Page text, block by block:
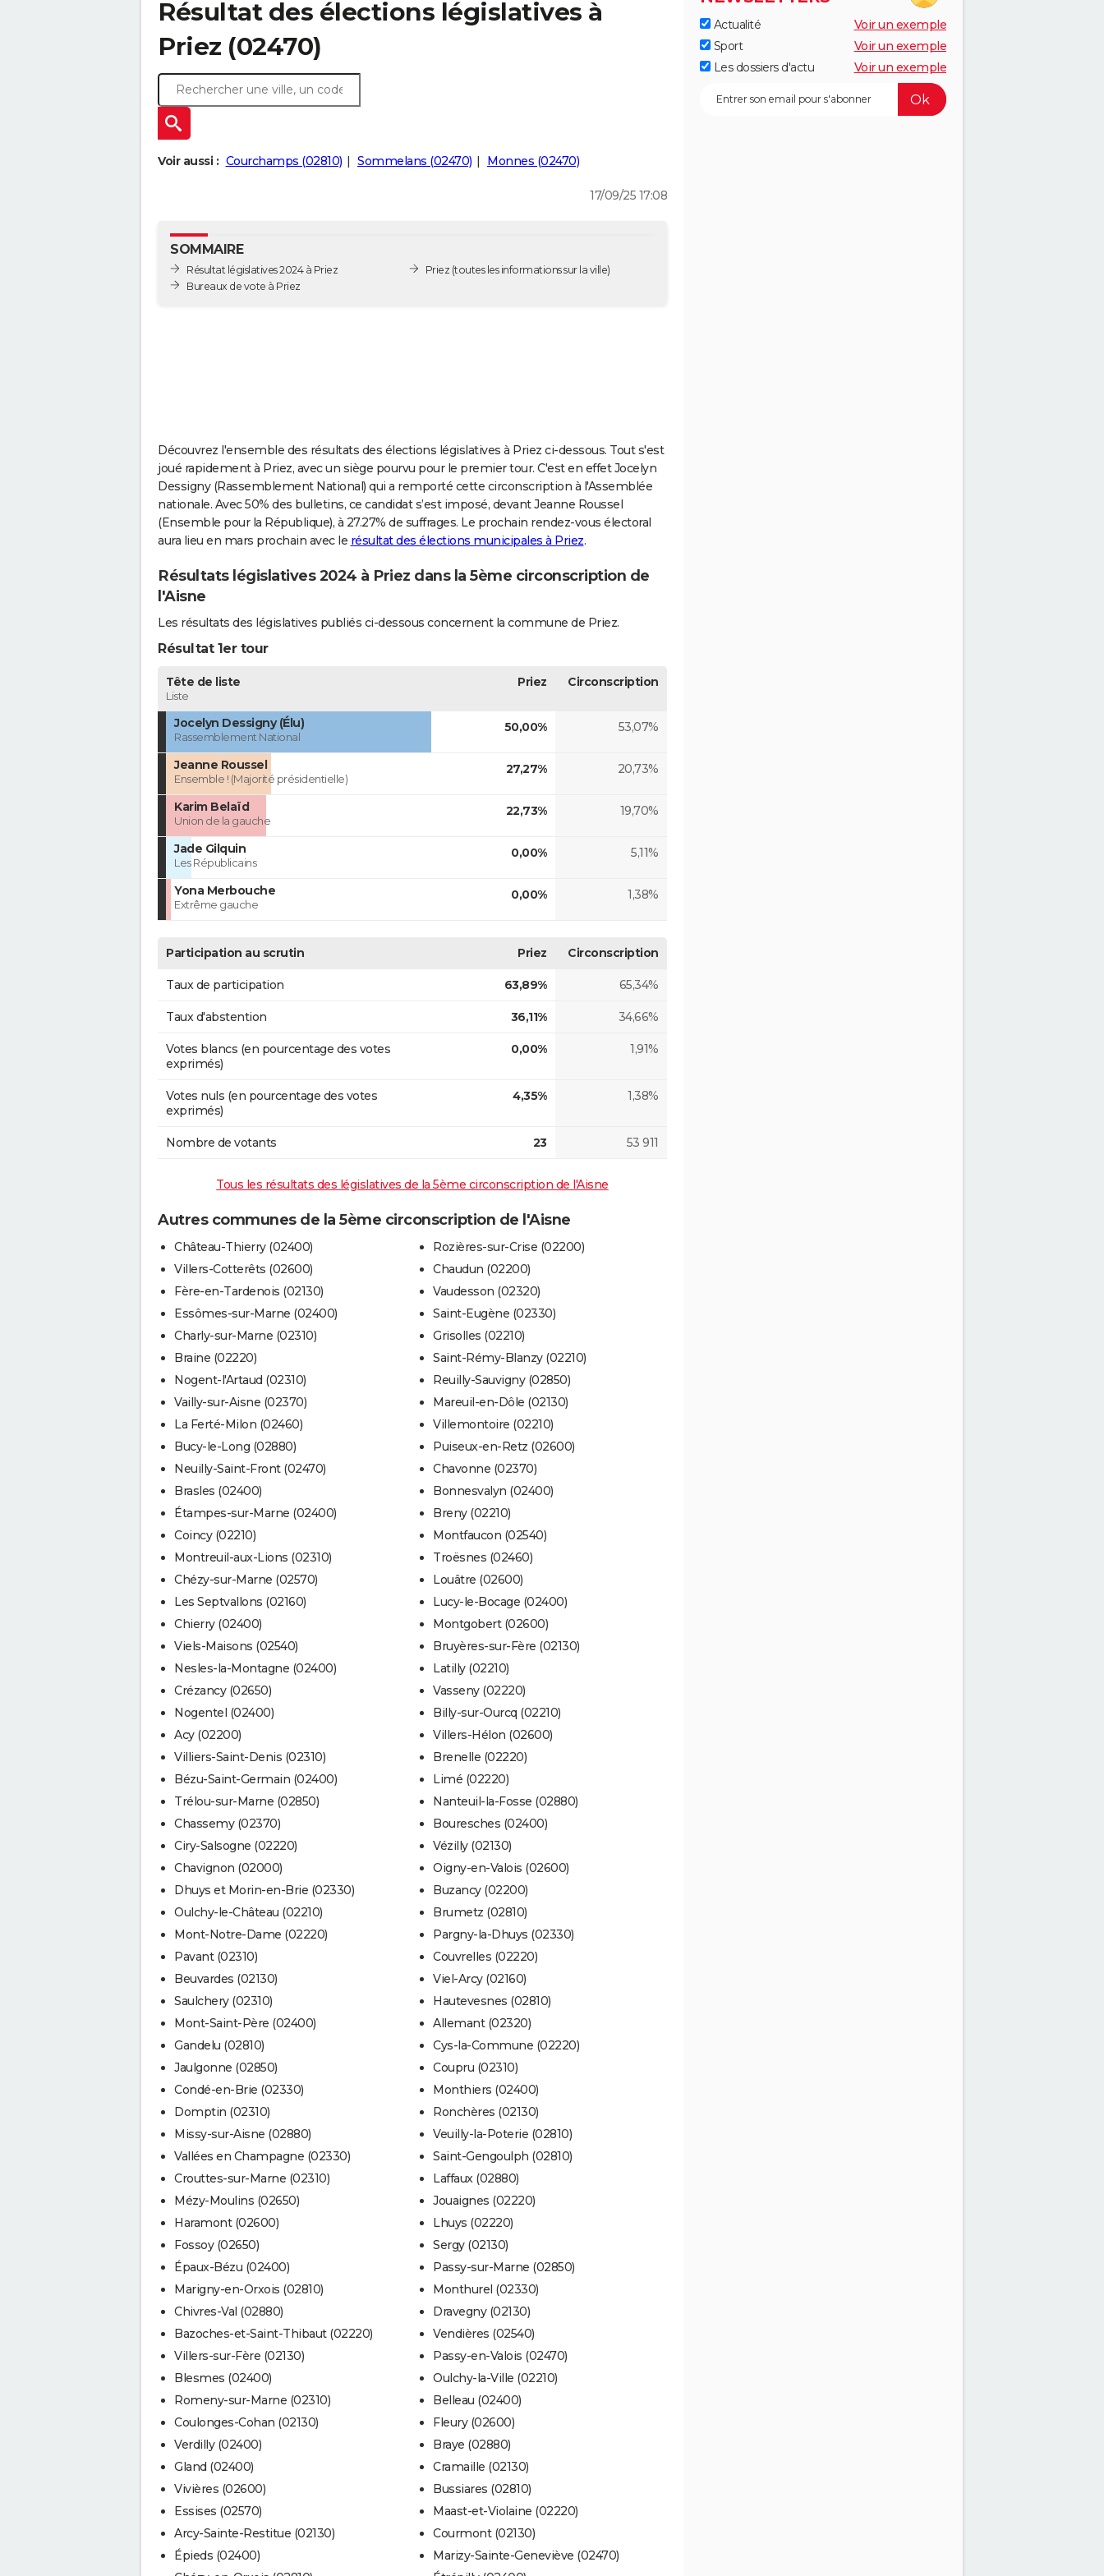
Résultat des élections législatives à
Priez (02470)
Voir aussi : Courchamps (02810) Sommelans (02470) Monnes (02470)
17/09/25 17:08
SOMMAIRE
Résultat législatives 2024 à Priez
Bureaux de vote à Priez
Priez (toutes les informations sur la ville)
Découvrez l'ensemble des résultats des élections législatives à Priez ci-dessous. Tout s'est
joué rapidement à Priez, avec un siège pourvu pour le premier tour. C'est en effet Jocelyn
Dessigny (Rassemblement National) qui a remporté cette circonscription à l'Assemblée
nationale. Avec 50% des bulletins, ce candidat s’est imposé, devant Jeanne Roussel
(Ensemble pour la République), à 27.27% de suffrages. Le prochain rendez-vous électoral
aura lieu en mars prochain avec le résultat des élections municipales à Priez.
Résultats législatives 2024 à Priez dans la 5ème circonscription de
l'Aisne
Les résultats des législatives publiés ci-dessous concernent la commune de Priez.
Résultat 1er tour
Tête de liste
Liste
Priez Circonscription
Jocelyn Dessigny (Élu)
Rassemblement National
50,00% 53,07%
Jeanne Roussel
Ensemble ! (Majorité présidentielle)
27,27% 20,73%
Karim Belaïd
Union de la gauche
22,73% 19,70%
Jade Gilquin
Les Républicains
0,00% 5,11%
Yona Merbouche
Extrême gauche
0,00% 1,38%
Participation au scrutin Priez Circonscription
Taux de participation 63,89% 65,34%
Taux d'abstention 36,11% 34,66%
Votes blancs (en pourcentage des votes
exprimés)
0,00% 1,91%
Votes nuls (en pourcentage des votes
exprimés)
4,35% 1,38%
Nombre de votants 23 53 911
Tous les résultats des législatives de la 5ème circonscription de l'Aisne
Autres communes de la 5ème circonscription de l'Aisne
Château-Thierry (02400)
Villers-Cotterêts (02600)
Fère-en-Tardenois (02130)
Essômes-sur-Marne (02400)
Charly-sur-Marne (02310)
Braine (02220)
Nogent-l'Artaud (02310)
Vailly-sur-Aisne (02370)
La Ferté-Milon (02460)
Bucy-le-Long (02880)
Neuilly-Saint-Front (02470)
Brasles (02400)
Étampes-sur-Marne (02400)
Coincy (02210)
Montreuil-aux-Lions (02310)
Chézy-sur-Marne (02570)
Les Septvallons (02160)
Chierry (02400)
Viels-Maisons (02540)
Nesles-la-Montagne (02400)
Crézancy (02650)
Nogentel (02400)
Acy (02200)
Villiers-Saint-Denis (02310)
Bézu-Saint-Germain (02400)
Trélou-sur-Marne (02850)
Chassemy (02370)
Ciry-Salsogne (02220)
Chavignon (02000)
Dhuys et Morin-en-Brie (02330)
Oulchy-le-Château (02210)
Mont-Notre-Dame (02220)
Pavant (02310)
Beuvardes (02130)
Saulchery (02310)
Mont-Saint-Père (02400)
Gandelu (02810)
Jaulgonne (02850)
Condé-en-Brie (02330)
Domptin (02310)
Missy-sur-Aisne (02880)
Vallées en Champagne (02330)
Crouttes-sur-Marne (02310)
Mézy-Moulins (02650)
Haramont (02600)
Fossoy (02650)
Épaux-Bézu (02400)
Marigny-en-Orxois (02810)
Chivres-Val (02880)
Bazoches-et-Saint-Thibaut (02220)
Villers-sur-Fère (02130)
Blesmes (02400)
Romeny-sur-Marne (02310)
Coulonges-Cohan (02130)
Verdilly (02400)
Gland (02400)
Vivières (02600)
Essises (02570)
Arcy-Sainte-Restitue (02130)
Épieds (02400)
Rozières-sur-Crise (02200)
Chaudun (02200)
Vaudesson (02320)
Saint-Eugène (02330)
Grisolles (02210)
Saint-Rémy-Blanzy (02210)
Reuilly-Sauvigny (02850)
Mareuil-en-Dôle (02130)
Villemontoire (02210)
Puiseux-en-Retz (02600)
Chavonne (02370)
Bonnesvalyn (02400)
Breny (02210)
Montfaucon (02540)
Troësnes (02460)
Louâtre (02600)
Lucy-le-Bocage (02400)
Montgobert (02600)
Bruyères-sur-Fère (02130)
Latilly (02210)
Vasseny (02220)
Billy-sur-Ourcq (02210)
Villers-Hélon (02600)
Brenelle (02220)
Limé (02220)
Nanteuil-la-Fosse (02880)
Bouresches (02400)
Vézilly (02130)
Oigny-en-Valois (02600)
Buzancy (02200)
Brumetz (02810)
Pargny-la-Dhuys (02330)
Couvrelles (02220)
Viel-Arcy (02160)
Hautevesnes (02810)
Allemant (02320)
Cys-la-Commune (02220)
Coupru (02310)
Monthiers (02400)
Ronchères (02130)
Veuilly-la-Poterie (02810)
Saint-Gengoulph (02810)
Laffaux (02880)
Jouaignes (02220)
Lhuys (02220)
Sergy (02130)
Passy-sur-Marne (02850)
Monthurel (02330)
Dravegny (02130)
Vendières (02540)
Passy-en-Valois (02470)
Oulchy-la-Ville (02210)
Belleau (02400)
Fleury (02600)
Braye (02880)
Cramaille (02130)
Bussiares (02810)
Maast-et-Violaine (02220)
Courmont (02130)
Marizy-Sainte-Geneviève (02470)
Actualité
Voir un exemple
Sport
Voir un exemple
Les dossiers d'actu
Voir un exemple